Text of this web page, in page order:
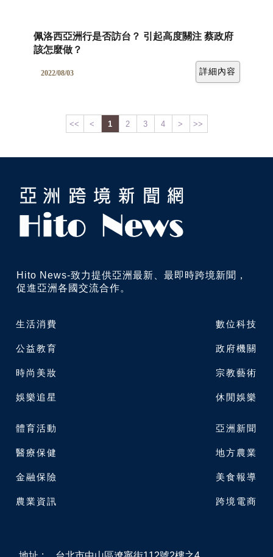
佩洛西亞洲行是否訪台？ 引起高度關注 蔡政府
該怎麼做？
2022/08/03 詳細內容
<< < 1 2 3 4 > >>
生活消費
公益教育
時尚美妝
娛樂追星
數位科技
政府機關
宗教藝術
休閒娛樂
體育活動
醫療保健
金融保險
農業資訊
亞洲新聞
地方農業
美食報導
跨境電商
Hito News-致力提供亞洲最新、最即時跨境新聞，
促進亞洲各國交流合作。